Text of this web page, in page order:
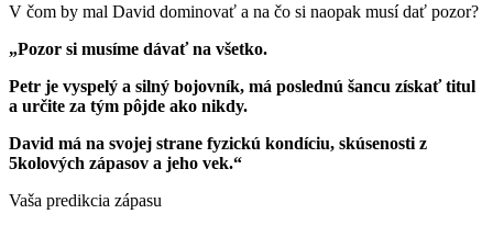
V čom by mal David dominovať a na čo si naopak musí dať pozor?
„Pozor si musíme dávať na všetko.
Petr je vyspelý a silný bojovník, má poslednú šancu získať titul
a určite za tým pôjde ako nikdy.
David má na svojej strane fyzickú kondíciu, skúsenosti z
5kolových zápasov a jeho vek.“
Vaša predikcia zápasu